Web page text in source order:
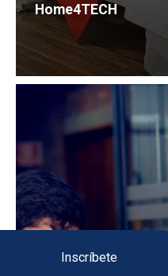
Inscríbete
Home4TECH